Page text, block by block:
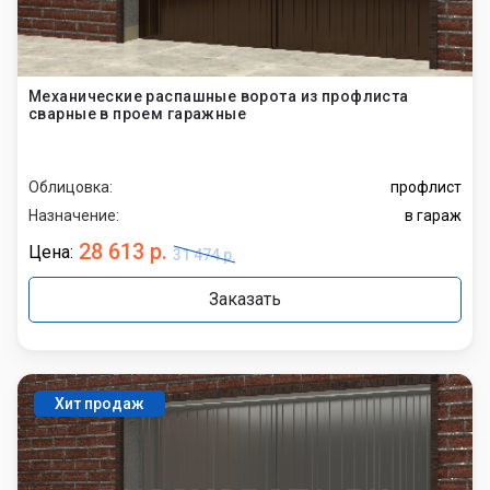
Механические распашные ворота из профлиста
сварные в проем гаражные
Облицовка:
профлист
Назначение:
в гараж
Цена: 28 613 р. 31 474 р.
Заказать
Хит продаж